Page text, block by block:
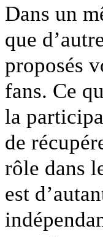
Dans un
que
proposés
fans. Ce
la
de
rôle dans
est